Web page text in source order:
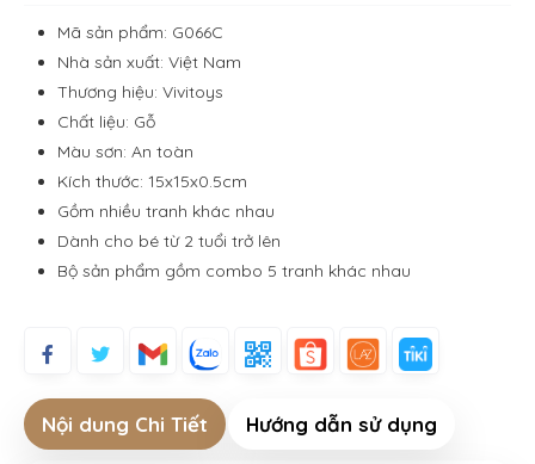
Mã sản phẩm: G066C
Nhà sản xuất: Việt Nam
Thương hiệu: Vivitoys
Chất liệu: Gỗ
Màu sơn: An toàn
Kích thước: 15x15x0.5cm
Gồm nhiều tranh khác nhau
Dành cho bé từ 2 tuổi trở lên
Bộ sản phẩm gồm combo 5 tranh khác nhau
Nội dung Chi Tiết Hướng dẫn sử dụng